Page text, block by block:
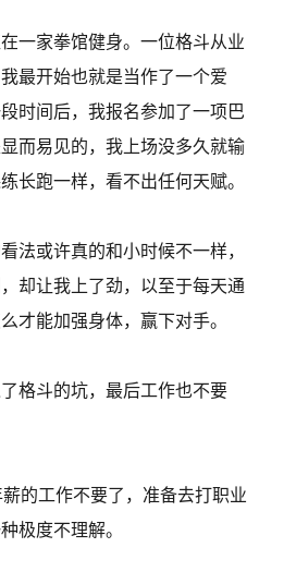
一家拳馆健身。一位格斗从业
最开始也就是当作了一个爱
时间后，我报名参加了一项巴
而易见的，我上场没多久就输
长跑一样，看不出任何天赋。
法或许真的和小时候不一样，
却让我上了劲，以至于每天通
才能加强身体，赢下对手。
格斗的坑，最后工作也不要
的工作不要了，准备去打职业
极度不理解。